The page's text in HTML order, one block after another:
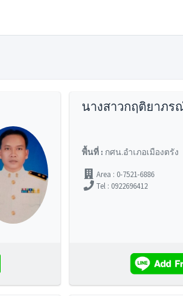
นางสาวกฤติยาภร
พื้นที่ : กศน.อำเภอเมืองตรัง
Area : 0-7521-6886
Tel : 0922696412